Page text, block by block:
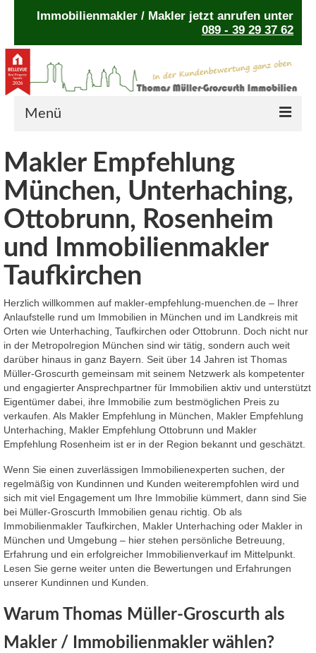
Immobilienmakler / Makler jetzt anrufen unter
089 - 39 29 37 62
Menü
Home
Auszeichnungen
Leistungsgarantie
Ratgeber
Kontakt
Cookie-Richtlinie (EU)
Makler Empfehlung
München, Unterhaching,
Ottobrunn, Rosenheim
und Immobilienmakler
Taufkirchen
Herzlich willkommen auf makler-empfehlung-muenchen.de – Ihrer
Anlaufstelle rund um Immobilien in München und im Landkreis mit
Orten wie Unterhaching, Taufkirchen oder Ottobrunn. Doch nicht nur
in der Metropolregion München sind wir tätig, sondern auch weit
darüber hinaus in ganz Bayern. Seit über 14 Jahren ist Thomas
Müller-Groscurth gemeinsam mit seinem Netzwerk als kompetenter
und engagierter Ansprechpartner für Immobilien aktiv und unterstützt
Eigentümer dabei, ihre Immobilie zum bestmöglichen Preis zu
verkaufen. Als Makler Empfehlung in München, Makler Empfehlung
Unterhaching, Makler Empfehlung Ottobrunn und Makler
Empfehlung Rosenheim ist er in der Region bekannt und geschätzt.
Wenn Sie einen zuverlässigen Immobilienexperten suchen, der
regelmäßig von Kundinnen und Kunden weiterempfohlen wird und
sich mit viel Engagement um Ihre Immobilie kümmert, dann sind Sie
bei Müller-Groscurth Immobilien genau richtig. Ob als
Immobilienmakler Taufkirchen, Makler Unterhaching oder Makler in
München und Umgebung – hier stehen persönliche Betreuung,
Erfahrung und ein erfolgreicher Immobilienverkauf im Mittelpunkt.
Lesen Sie gerne weiter unten die Bewertungen und Erfahrungen
unserer Kundinnen und Kunden.
Warum Thomas Müller-Groscurth als
Makler / Immobilienmakler wählen?